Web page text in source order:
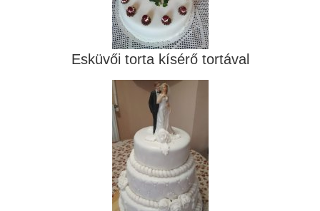
Esküvői torta kísérő tortával